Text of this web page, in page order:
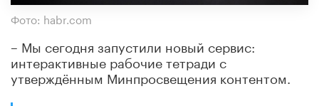
Фото: habr.com
– Мы сегодня запустили новый сервис:
интерактивные рабочие тетради с
утверждённым Минпросвещения контентом.